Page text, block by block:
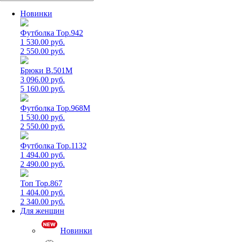
Новинки
Футболка Top.942
1 530.00 руб.
2 550.00 руб.
Брюки B.501M
3 096.00 руб.
5 160.00 руб.
Футболка Top.968M
1 530.00 руб.
2 550.00 руб.
Футболка Top.1132
1 494.00 руб.
2 490.00 руб.
Топ Top.867
1 404.00 руб.
2 340.00 руб.
Для женщин
Новинки